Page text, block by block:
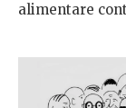
alimentare